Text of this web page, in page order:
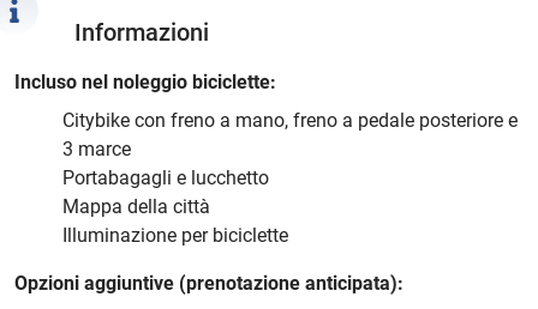
Informazioni
Incluso nel noleggio biciclette:
Citybike con freno a mano, freno a pedale posteriore e
3 marce
Portabagagli e lucchetto
Mappa della città
Illuminazione per biciclette
Opzioni aggiuntive (prenotazione anticipata):